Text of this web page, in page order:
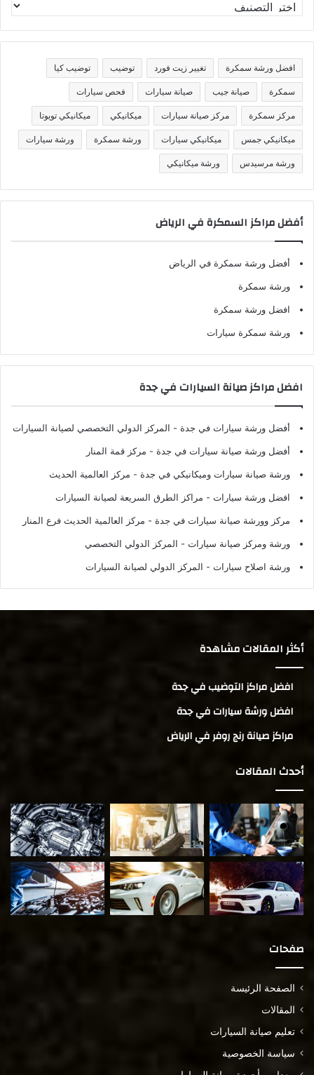
ص
ن
ف
ا
افضل ورشة سمكرة تغيير زيت فورد توضيب توضيب كيا
سمكرة صيانة جيب صيانة سيارات فحص سيارات
مركز سمكرة مركز صيانة سيارات ميكانيكي ميكانيكي تويوتا
ميكانيكي جمس ميكانيكي سيارات ورشة سمكرة ورشة سيارات
ورشة مرسيدس ورشة ميكانيكي
أفضل مراكز السمكرة في الرياض
أفضل ورشة سمكرة في الرياض
ورشة سمكرة
افضل ورشة سمكرة
ورشة سمكرة سيارات
افضل مراكز صيانة السيارات في جدة
أفضل ورشة سيارات في جدة - المركز الدولي التخصصي لصيانة السيارات
أفضل ورشة صيانة سيارات في جدة - مركز قمة المنار
ورشة صيانة سيارات وميكانيكي في جدة - مركز العالمية الحديث
افضل ورشة سيارات - مراكز الطرق السريعة لصيانة السيارات
مركز وورشة صيانة سيارات في جدة - مركز العالمية الحديث فرع المنار
ورشة ومركز صيانة سيارات - المركز الدولي التخصصي
ورشة اصلاح سيارات - المركز الدولي لصيانة السيارات
أكثر المقالات مشاهدة
افضل مراكز التوضيب في جدة
افضل ورشة سيارات في جدة
مراكز صيانة رنج روفر في الرياض
أحدث المقالات
صفحات
الصفحة الرئيسة
المقالات
تعليم صيانة السيارات
سياسة الخصوصية